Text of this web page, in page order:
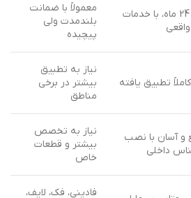
12 تا 24 ماه، با خدمات
معمولاً با ضمانت
بلندمدت ولی
پیچیده
تطبیق یافته
نیاز به تطبیق
بیشتر در برخی
مناطق
و آسان با نصب
داخلی
نیاز به تخصص
بیشتر و قطعات
خاص
فادینی، فک، لایف،